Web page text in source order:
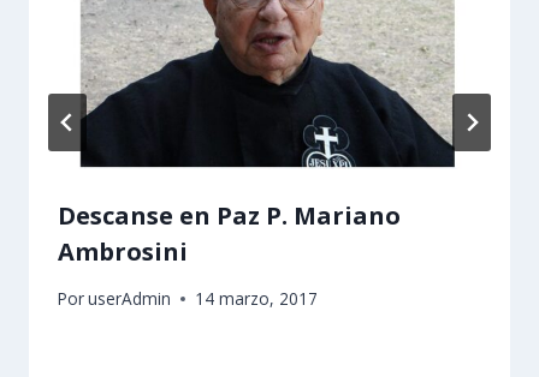
Descanse en Paz P. Mariano
Ambrosini
PoruserAdmin 14 marzo, 2017